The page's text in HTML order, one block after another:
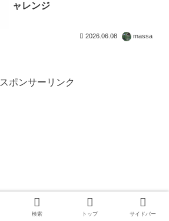
ャレンジ
2026.06.08 massa
スポンサーリンク
検索 トップ サイドバー